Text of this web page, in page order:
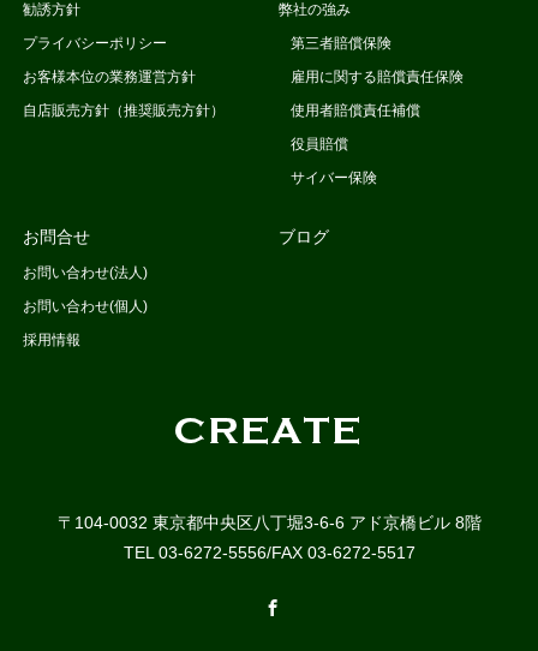
勧誘方針
プライバシーポリシー
お客様本位の業務運営方針
自店販売方針（推奨販売方針）
弊社の強み
第三者賠償保険
雇用に関する賠償責任保険
使用者賠償責任補償
役員賠償
サイバー保険
お問合せ
お問い合わせ(法人)
お問い合わせ(個人)
採用情報
ブログ
〒104-0032 東京都中央区八丁堀3-6-6 アド京橋ビル 8階
TEL 03-6272-5556/FAX 03-6272-5517